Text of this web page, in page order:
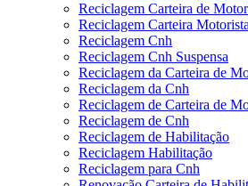
Reciclagem Carteira de
Reciclagem Carteira Motorista
Reciclagem Cnh
Reciclagem Cnh Suspensa
Reciclagem da Carteira de
Reciclagem da Cnh
Reciclagem de Carteira de
Reciclagem de Cnh
Reciclagem de Habilitação
Reciclagem Habilitação
Reciclagem para Cnh